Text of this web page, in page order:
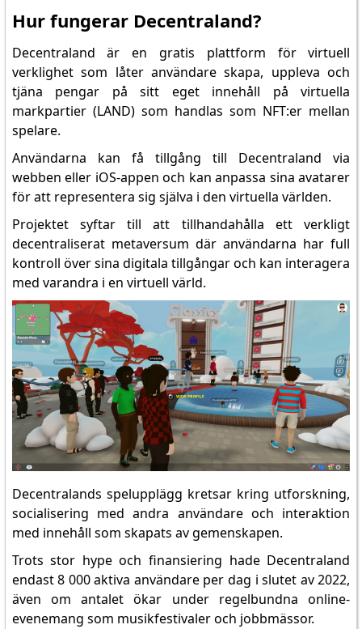
Hur fungerar Decentraland?
Decentraland är en gratis plattform för virtuell
verklighet som låter användare skapa, uppleva och
tjäna pengar på sitt eget innehåll på virtuella
markpartier (LAND) som handlas som NFT:er mellan
spelare.
Användarna kan få tillgång till Decentraland via
webben eller iOS-appen och kan anpassa sina avatarer
för att representera sig själva i den virtuella världen.
Projektet syftar till att tillhandahålla ett verkligt
decentraliserat metaversum där användarna har full
kontroll över sina digitala tillgångar och kan interagera
med varandra i en virtuell värld.
Decentralands spelupplägg kretsar kring utforskning,
socialisering med andra användare och interaktion
med innehåll som skapats av gemenskapen.
Trots stor hype och finansiering hade Decentraland
endast 8 000 aktiva användare per dag i slutet av 2022,
även om antalet ökar under regelbundna online-
evenemang som musikfestivaler och jobbmässor.